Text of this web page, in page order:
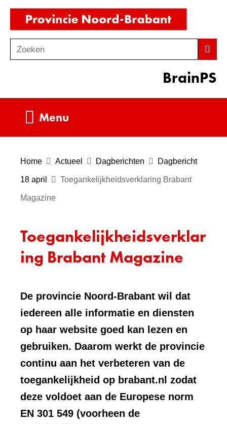
Ga
de
inhoud
o
Zoeken
BrainPS
Menu
Home Actueel Dagberichten Dagbericht
18 april Toegankelijkheidsverklaring Brabant
Magazine
Toegankelijkheidsverklar
ing Brabant Magazine
De provincie Noord-Brabant wil dat
iedereen alle informatie en diensten
op haar website goed kan lezen en
gebruiken. Daarom werkt de provincie
continu aan het verbeteren van de
toegankelijkheid op brabant.nl zodat
deze voldoet aan de Europese norm
EN 301 549 (voorheen de